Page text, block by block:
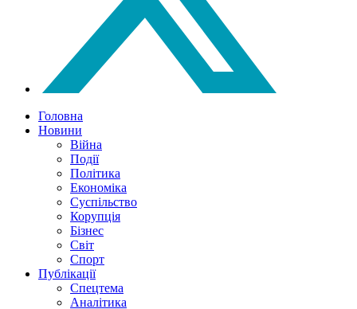
Головна
Новини
Війна
Події
Політика
Економіка
Суспільство
Корупція
Бізнес
Світ
Спорт
Публікації
Спецтема
Аналітика